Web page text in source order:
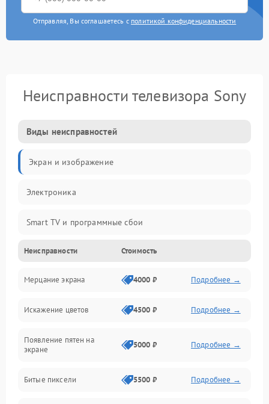
Отправляя, Вы соглашаетесь с политикой конфиденциальности
Неисправности телевизора Sony
Виды неисправностей
Экран и изображение
Электроника
Smart TV и программные сбои
Питание и запуск
Подсветка и LED-модули
Звук и аудиосистема
Сигнал и приём каналов
Неисправности Стоимость
Мерцание экрана 4000 ₽ Подробнее →
Искажение цветов 4500 ₽ Подробнее →
Появление пятен на
экране
5000 ₽ Подробнее →
Битые пиксели 5500 ₽ Подробнее →